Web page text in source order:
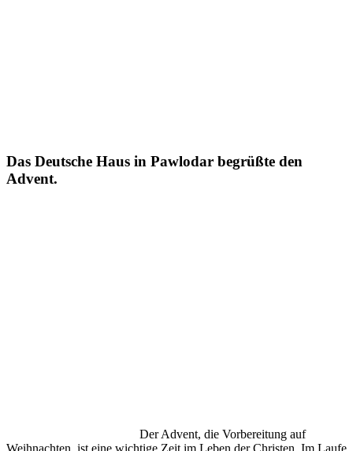
Das Deutsche Haus in Pawlodar begrüßte den
Advent.
Der Advent, die Vorbereitung auf